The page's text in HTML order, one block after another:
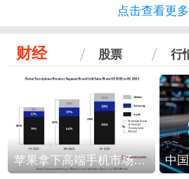
点击查看更多
财经 股票 行
苹果拿下高端手机市场65%的份额：iPhone 17系列功不可没